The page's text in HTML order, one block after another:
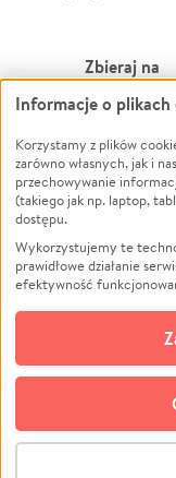
Zbieraj na
Leczenie
Zwierzęta
Pożar
Ukraina
Pomoc
Projekty
Pogrzeb
Społeczność
Kultura
©
Informacje o plikach
Korzystamy z plików
zarówno własnych, jak i
przechowywanie
(takiego jak np. laptop,
dostępu.
Wykorzystujemy te
prawidłowe działanie
efektywność
technologii do celów
zgodę na ich stosowanie
możliwość zmiany swoich
do której link znajdziesz
cookie wykorzystywane
działanie serwisu